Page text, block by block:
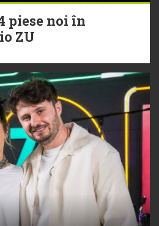
piese noi în
ZU